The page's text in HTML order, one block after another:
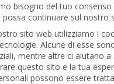
Casella (GE) – Italy
01079200299
bisogno del tuo consenso
possa continuare sul nostro
sito web utilizziamo i
Alcune di esse
mentre altre ci aiutano a
questo sito e la tua
possono essere